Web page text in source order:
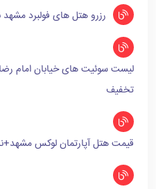
رزرو هتل های فولبرد مشهد
تخفیف
قیمت هتل آپارتمان لوکس